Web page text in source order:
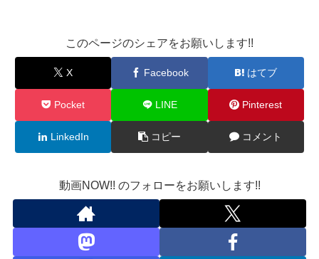
このページのシェアをお願いします!!
X Facebook はてブ
Pocket LINE Pinterest
LinkedIn コピー コメント
動画NOW!! のフォローをお願いします!!